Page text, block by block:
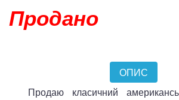
Продано
ОПИС
Продаю класичний